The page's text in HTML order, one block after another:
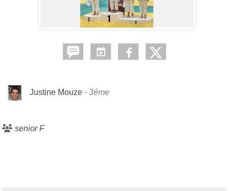
Justine Mouze 3éme
senior F